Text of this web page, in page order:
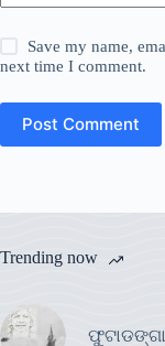
Save my name,
next time I comment.
Post Comment
Trending now